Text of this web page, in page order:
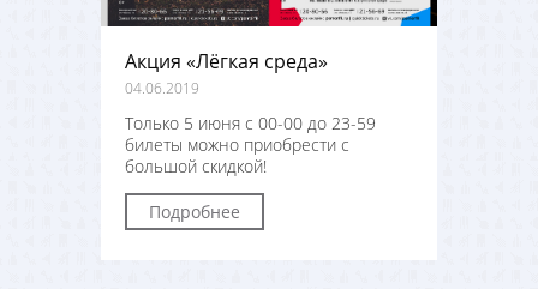
Акция «Лёгкая среда»
04.06.2019
Только 5 июня с 00-00 до 23-59
билеты можно приобрести с
большой скидкой!
Подробнее